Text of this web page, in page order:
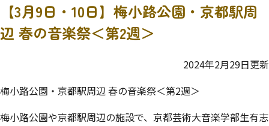
【3月9日・10日】梅小路公園・京都駅周
辺 春の音楽祭＜第2週＞
2024年2月29日更新
梅小路公園・京都駅周辺 春の音楽祭＜第2週＞
梅小路公園や京都駅周辺の施設で、京都芸術大音楽学部生有志